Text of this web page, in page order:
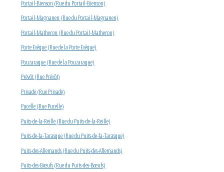
Portail-Bienson (Rue du Portail-Bienson)
Portail-Magnanen (Rue du Portail-Magnanen)
Portail-Matheron (Rue du Portail-Matheron)
Porte Evêque (Rue de la Porte Evêque)
Pouzaraque (Rue de la Pouzaraque)
Prévôt (Rue Prévôt)
Privade (Rue Privade)
Pucelle (Rue Pucelle)
Puits-de-la-Reille (Rue du Puits-de-la-Reille)
Puits-de-la-Tarasque (Rue du Puits-de-la-Tarasque)
Puits-des-Allemands (Rue du Puits-des-Allemands)
Puits-des-Bœufs (Rue du Puits-des-Bœufs)